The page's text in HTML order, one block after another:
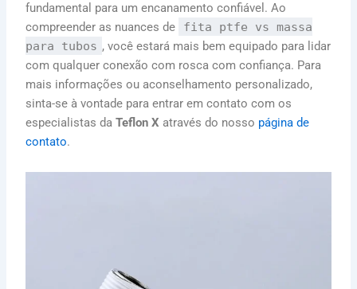
fundamental para um encanamento confiável. Ao
compreender as nuances de
fita ptfe vs massa
para tubos , você estará mais bem equipado para lidar
com qualquer conexão com rosca com confiança. Para
mais informações ou aconselhamento personalizado,
sinta-se à vontade para entrar em contato com os
especialistas daTeflon X através do nosso página de
contato.